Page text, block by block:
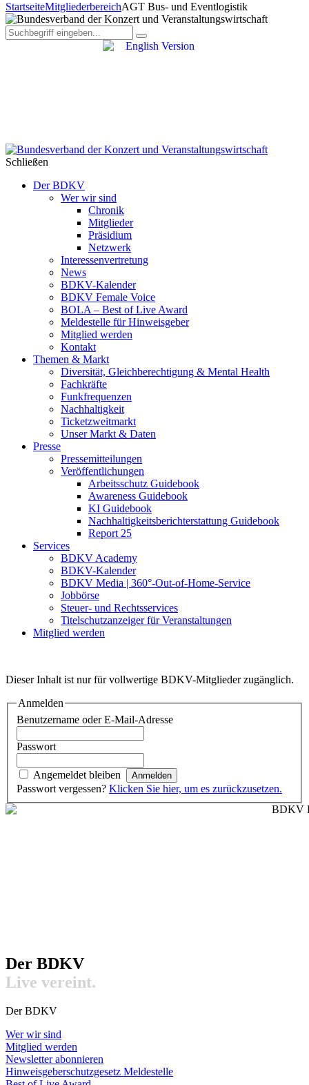
StartseiteMitgliederbereichAGT Bus- und Eventlogistik
Schließen
Der BDKV
Wer wir sind
Chronik
Mitglieder
Präsidium
Netzwerk
Interessenvertretung
News
BDKV-Kalender
BDKV Female Voice
BOLA – Best of Live Award
Meldestelle für Hinweisgeber
Mitglied werden
Kontakt
Themen & Markt
Diversität, Gleichberechtigung & Mental Health
Fachkräfte
Funkfrequenzen
Nachhaltigkeit
Ticketzweitmarkt
Unser Markt & Daten
Presse
Pressemitteilungen
Veröffentlichungen
Arbeitsschutz Guidebook
Awareness Guidebook
KI Guidebook
Nachhaltigkeitsberichterstattung Guidebook
Report 25
Services
BDKV Academy
BDKV-Kalender
BDKV Media | 360°-Out-of-Home-Service
Jobbörse
Steuer- und Rechtsservices
Titelschutzanzeiger für Veranstaltungen
Mitglied werden
Dieser Inhalt ist nur für vollwertige BDKV-Mitglieder zugänglich.
Anmelden
Benutzername oder E-Mail-Adresse
Passwort
Angemeldet bleiben
Passwort vergessen? Klicken Sie hier, um es zurückzusetzen.
Der BDKV​
Live vereint.
Der BDKV
Wer wir sind
Mitglied werden
Newsletter abonnieren
Hinweisgeberschutzgesetz Meldestelle